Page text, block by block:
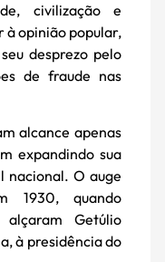
civilização e
à opinião popular,
desprezo pelo
de fraude nas
alcance apenas
expandindo sua
nacional. O auge
quando
Getúlio
à presidência do